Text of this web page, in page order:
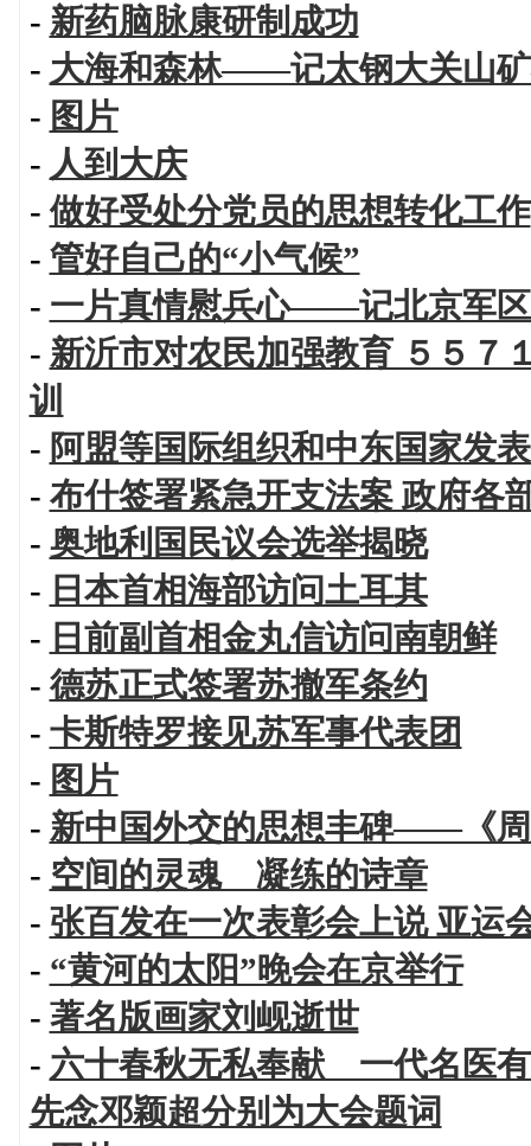
- 新药脑脉康研制成功
- 大海和森林——记太钢大关山
- 图片
- 人到大庆
-做好受处分党员的思想转化工作
- 管好自己的“小气候”
- 一片真情慰兵心——记北京军
- 新沂市对农民加强教育 ５５
训
- 阿盟等国际组织和中东国家发
- 布什签署紧急开支法案 政府各
- 奥地利国民议会选举揭晓
- 日本首相海部访问土耳其
- 日前副首相金丸信访问南朝鲜
- 德苏正式签署苏撤军条约
- 卡斯特罗接见苏军事代表团
- 图片
- 新中国外交的思想丰碑——《
- 空间的灵魂 凝练的诗章
- 张百发在一次表彰会上说 亚运
- “黄河的太阳”晚会在京举行
- 著名版画家刘岘逝世
- 六十春秋无私奉献 一代名医
先念邓颖超分别为大会题词